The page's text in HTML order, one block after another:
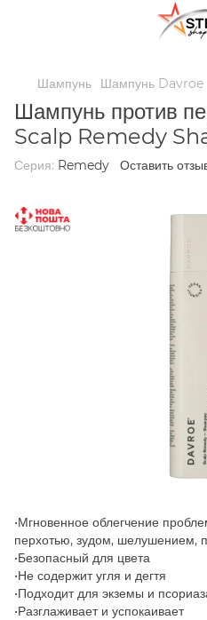
Шампунь Шампунь Davroe
Шампунь против
Scalp Remedy
Серия: Remedy Оставить
•Мгновенное облегчение
перхотью, зудом, шелушением,
•Безопасный для цвета
•Не содержит угля и дегтя
•Подходит для экземы и
•Разглаживает и успокаивает